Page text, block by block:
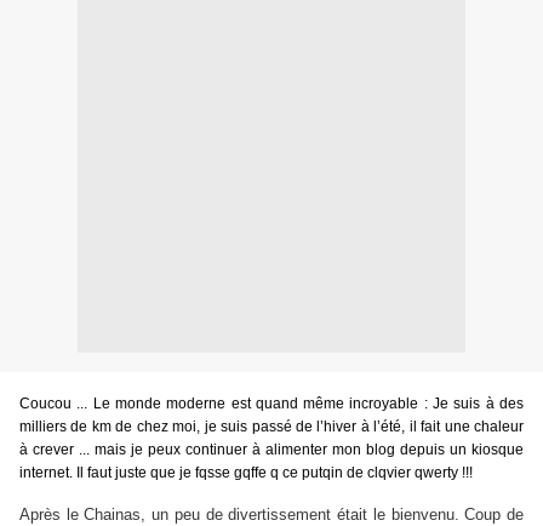
Coucou ... Le monde moderne est quand même incroyable : Je suis à des
milliers de km de chez moi, je suis passé de l’hiver à l’été, il fait une chaleur
à crever ... mais je peux continuer à alimenter mon blog depuis un kiosque
internet. Il faut juste que je fqsse gqffe q ce putqin de clqvier qwerty !!!
Après le Chainas, un peu de divertissement était le bienvenu. Coup de